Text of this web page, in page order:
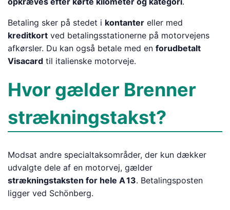
Betaling sker på stedet i kontanter eller med
kreditkort ved betalingsstationerne på motorvejens
afkørsler. Du kan også betale med en forudbetalt
Visacard til italienske motorveje.
Hvor gælder Brenner
strækningstakst?
Modsat andre specialtaksområder, der kun dækker
udvalgte dele af en motorvej, gælder
strækningstaksten for hele A 13. Betalingsposten
ligger ved Schönberg.